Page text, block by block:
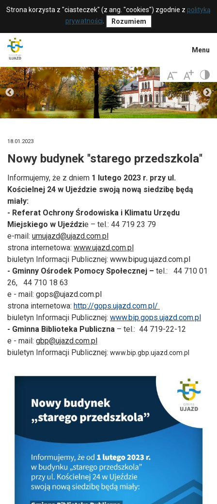
Strona korzysta z "ciasteczek" (z ang. "cookies") zgodnie z polityką
prywatności
Rozumiem
Menu
18.01.2023
Nowy budynek ''starego przedszkola''
Informujemy, że z dniem 1 lutego 2023 r. przy ul.
Kościelnej 24 w Ujeździe swoją nową siedzibę będą
miały:
- Referat Ochrony Środowiska i Klimatu Urzędu
Miejskiego w Ujeździe – tel.: 44 719 23 79
e-mail: umujazd@ujazd.com.pl
strona internetowa: www.ujazd.com.pl
biuletyn Informacji Publicznej: www.bipug.ujazd.com.pl
- Gminny Ośrodek Pomocy Społecznej – tel.: 44 710 01
26,
44 710 18 63
e - mail: gops@ujazd.com.pl
strona internetowa: http://gops.ujazd.com.pl/
biuletyn Informacji Publicznej: www.bip.gops.ujazd.com.pl
- Gminna Biblioteka Publiczna – tel.: 44 719-22-12
e - mail: gbp@ujazd.com.pl
biuletyn Informacji Publicznej: www.bip.gbp.ujazd.com.pl